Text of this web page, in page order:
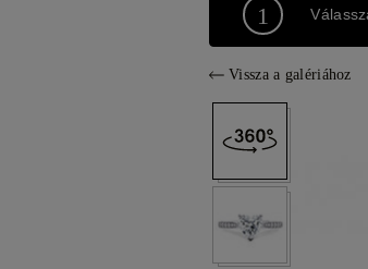
1
Vissza a galériához